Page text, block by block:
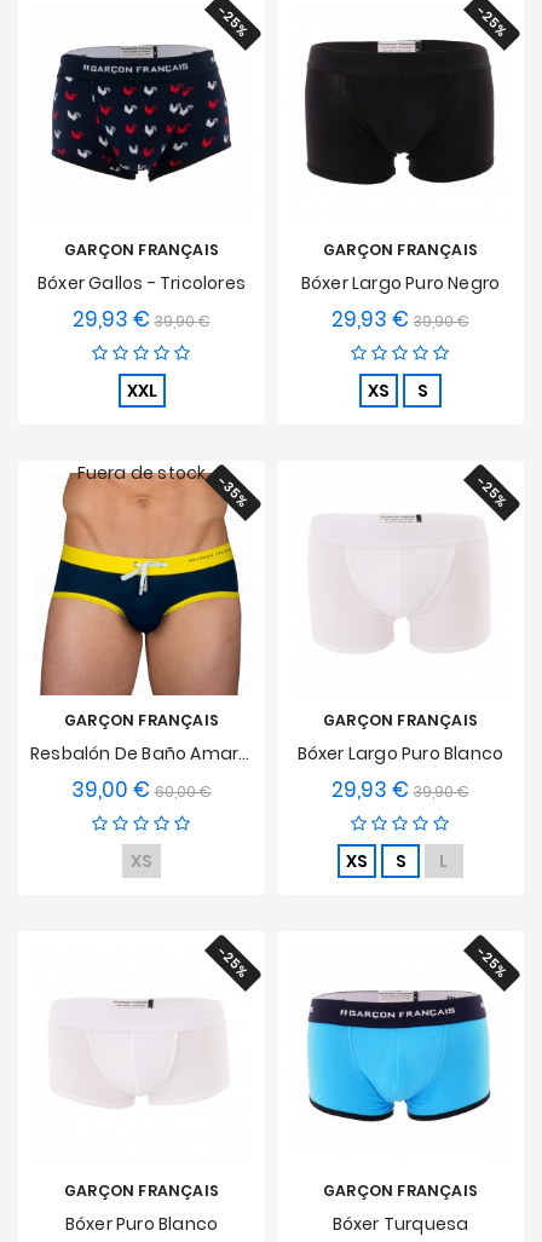
-25%
GARÇON FRANÇAIS
Bóxer Gallos - Tricolores
29,93 € Precio
base
39,90 €Precio
XXL
-25%
GARÇON FRANÇAIS
Bóxer Largo Puro Negro
29,93 € Precio
base
39,90 €Precio
XS S
-35%
GARÇON FRANÇAIS
Resbalón De Baño Amarillo
39,00 € Precio
base
60,00 €Precio
XS
Fuera de stock -25%
GARÇON FRANÇAIS
Bóxer Largo Puro Blanco
29,93 € Precio
base
39,90 €Precio
XS S L
-25%
GARÇON FRANÇAIS
Bóxer Puro Blanco
-25%
GARÇON FRANÇAIS
Bóxer Turquesa